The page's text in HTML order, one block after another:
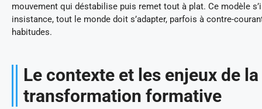
mouvement qui déstabilise puis remet tout à plat. Ce modèle
insistance, tout le monde doit s’adapter, parfois à contre-
habitudes.
Le contexte et les enjeux de la
transformation formative